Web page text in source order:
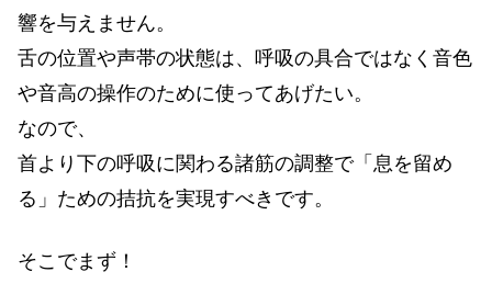
響を与えません。
舌の位置や声帯の状態は、呼吸の具合ではなく音色
や音高の操作のために使ってあげたい。
なので、
首より下の呼吸に関わる諸筋の調整で「息を留め
る」ための拮抗を実現すべきです。
そこでまず！